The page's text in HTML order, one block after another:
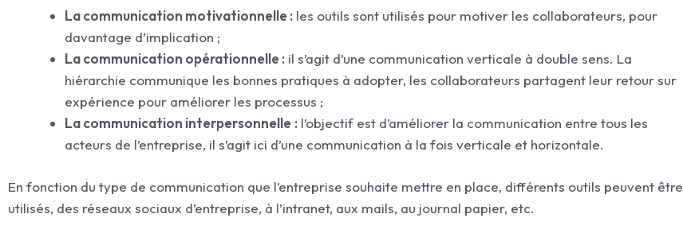
La communication motivationnelle : les outils sont utilisés pour motiver les collaborateurs, pour
davantage d’implication ;
La communication opérationnelle : il s’agit d’une communication verticale à double sens. La
hiérarchie communique les bonnes pratiques à adopter, les collaborateurs partagent leur retour sur
expérience pour améliorer les processus ;
La communication interpersonnelle : l’objectif est d’améliorer la communication entre tous les
acteurs de l’entreprise, il s’agit ici d’une communication à la fois verticale et horizontale.
En fonction du type de communication que l’entreprise souhaite mettre en place, différents outils peuvent être
utilisés, des réseaux sociaux d’entreprise, à l’intranet, aux mails, au journal papier, etc.